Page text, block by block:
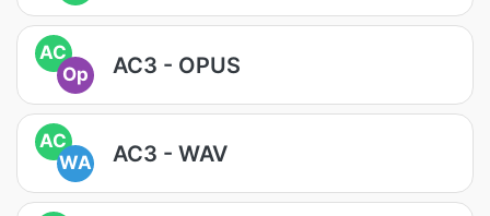
AC
Op
AC3 - OPUS
AC
WA
AC3 - WAV